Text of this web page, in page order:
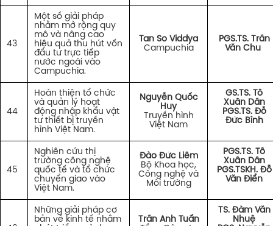
43
Một số giải pháp
nhằm mở rộng quy
mô và nâng cao
hiệu quả thu hút vốn
đầu tư trực tiếp
nước ngoài vào
Campuchia.
Tan So Viddya
Campuchia
PGS.TS. Trần
Văn Chu
44
Hoàn thiện tổ chức
và quản lý hoạt
động nhập khẩu vật
tư thiết bị truyền
hình Việt Nam.
Nguyễn Quốc
Huy
Truyền hình
Việt Nam
GS.TS. Tô
Xuân Dân
PGS.TS. Đỗ
Đức Bình
45
Nghiên cứu thị
trường công nghệ
quốc tế và tổ chức
chuyển giao vào
Việt Nam.
Đào Đức Liêm
Bộ Khoa học,
Công nghệ và
Môi trường
PGS.TS. Tô
Xuân Dân
PGS.TSKH. Đỗ
Văn Điển
Những giải pháp cơ
bản về kinh tế nhằm
Trần Anh Tuấn
TS. Đàm Văn
Nhuệ